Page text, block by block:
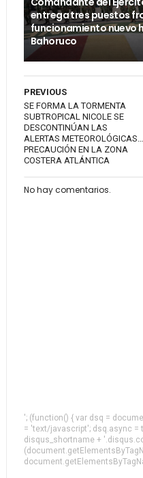
entrega tres puestos
funcionamiento nuevo
Bahoruco
PREVIOUS
SE FORMA LA TORMENTA
SUBTROPICAL NICOLE SE
DESCONTINÚAN LAS
ALERTAS METEOROLÓGICAS…
PRECAUCIÓN EN LA ZONA
COSTERA ATLÁNTICA
No hay comentarios.
'; (function() { var dsq =
= 'text/javascript'; dsq.async =
disqus_shortname +